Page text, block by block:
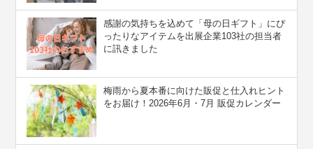
感謝の気持ちを込めて「母の日ギフト」にぴ
ったりなアイテムを出展企業103社の担当者
に訊きました
梅雨から夏本番に向けた販促と仕入れヒント
をお届け！2026年6月・7月 販促カレンダー